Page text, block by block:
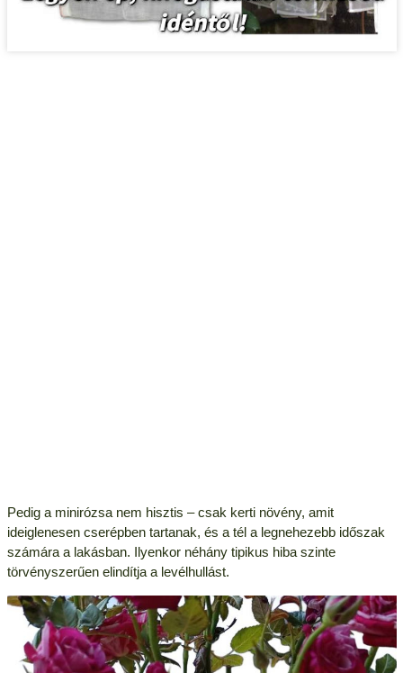
Pedig a minirózsa nem hisztis – csak kerti növény, amit
ideiglenesen cserépben tartanak, és a tél a legnehezebb időszak
számára a lakásban. Ilyenkor néhány tipikus hiba szinte
törvényszerűen elindítja a levélhullást.